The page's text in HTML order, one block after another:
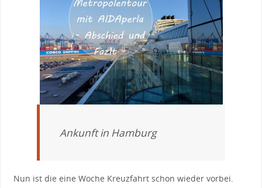
Ankunft in Hamburg
Nun ist die eine Woche Kreuzfahrt schon wieder vorbei.